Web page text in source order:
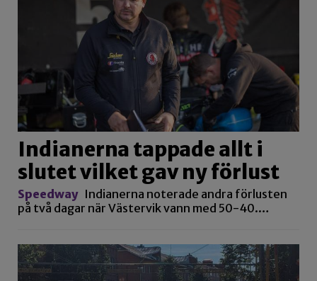
Indianerna tappade allt i
slutet vilket gav ny förlust
Speedway Indianerna noterade andra förlusten
på två dagar när Västervik vann med 50-40.…